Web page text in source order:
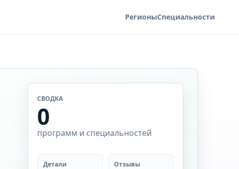
РегионыСпециальности
СВОДКА
0
программ и специальностей
Детали Отзывы